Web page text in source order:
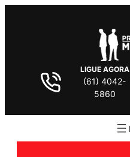
LIGUE AGORA
(61) 4042-
5860